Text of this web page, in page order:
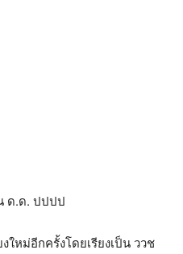
ด.ด. ปปปป
ใหม่อีกครั้งโดยเรียงเป็น ววช